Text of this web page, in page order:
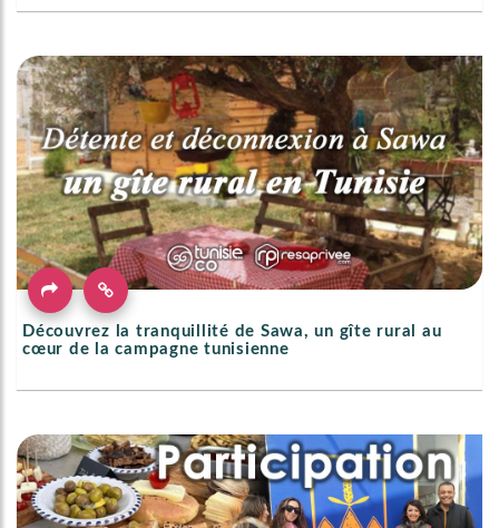
Découvrez la tranquillité de Sawa, un gîte rural au
cœur de la campagne tunisienne